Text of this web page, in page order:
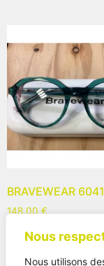
Nous
Nous utilisons
BRAVEWEAR 6041
148,00 €